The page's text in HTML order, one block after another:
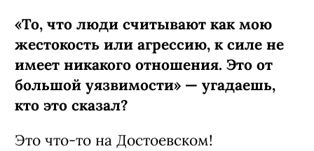
«То, что люди считывают как мою
жестокость или агрессию, к силе не
имеет никакого отношения. Это от
большой уязвимости» — угадаешь,
кто это сказал?
Это что-то на Достоевском!